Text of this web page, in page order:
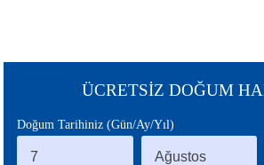
BLOG
ÜCRETSİZ DOĞUM
Doğum Tarihiniz (Gün/Ay/Yıl)